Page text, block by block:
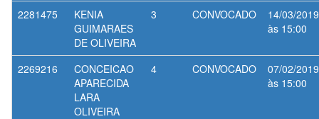
2281475
KENIA
GUIMARAES
DE OLIVEIRA
3 CONVOCADO
14/03/
às 15:00
2269216
CONCEICAO
APARECIDA
LARA
OLIVEIRA
4 CONVOCADO
07/02/
às 15:00